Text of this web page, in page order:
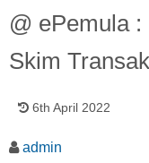
@ ePemula
Skim
6th April 2022
admin